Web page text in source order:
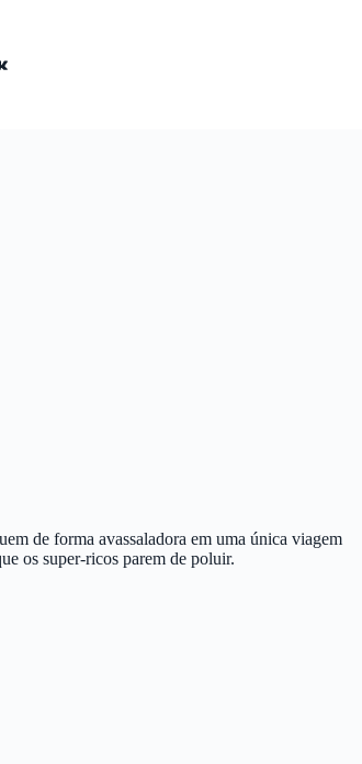
de forma avassaladora em uma única viagem
os super-ricos parem de poluir.